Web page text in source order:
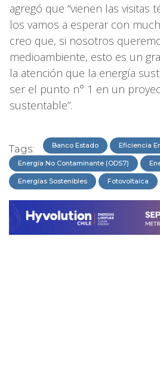
agregó que “vienen las visitas
los vamos a esperar con
creo que, si nosotros
medioambiente, esto es un
la atención que la energía
ser el punto n° 1 en un
sustentable”.
Tags: Banco Estado Eficiencia
Energía No Contaminante (ODS7)
Energías Sostenibles Fotovoltaica